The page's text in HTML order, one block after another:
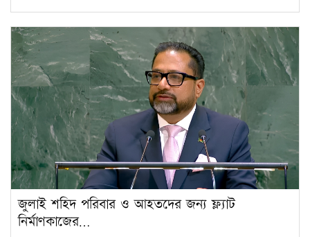
জুলাই শহিদ পরিবার ও আহতদের জন্য ফ্ল্যাট
নির্মাণকাজের…